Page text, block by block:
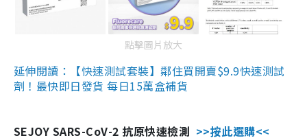
點擊圖片放大
延伸閱讀：【快速測試套裝】鄰住買開賣$9.9快速測試
劑！最快即日發貨 每日15萬盒補貨
SEJOY SARS-CoV-2 抗原快速檢測 >>按此選購<<